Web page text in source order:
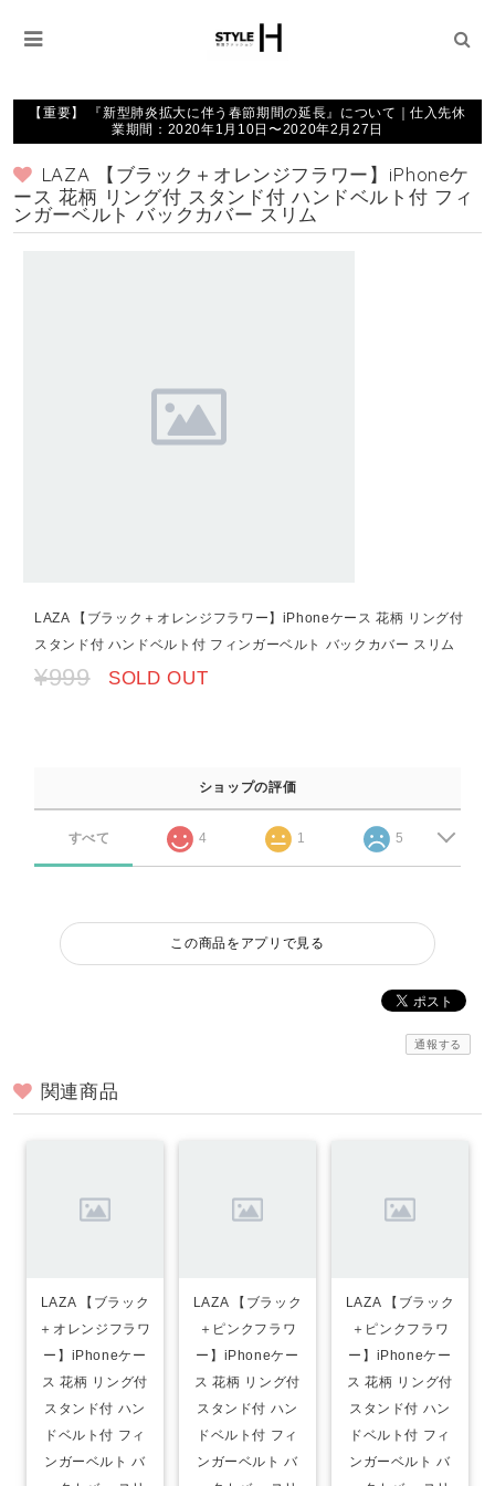
【重要】 『新型肺炎拡大に伴う春節期間の延長』について｜仕入先休
業期間：2020年1月10日〜2020年2月27日
LAZA 【ブラック＋オレンジフラワー】iPhoneケ
ース 花柄 リング付 スタンド付 ハンドベルト付 フィ
ンガーベルト バックカバー スリム
LAZA 【ブラック＋オレンジフラワー】iPhoneケース 花柄 リング付
スタンド付 ハンドベルト付 フィンガーベルト バックカバー スリム
¥999 SOLD OUT
ショップの評価
すべて 4 1 5
この商品をアプリで見る
通報する
関連商品
LAZA 【ブラック
＋オレンジフラワ
ー】iPhoneケー
ス 花柄 リング付
スタンド付 ハン
ドベルト付 フィ
ンガーベルト バ
LAZA 【ブラック
＋ピンクフラワ
ー】iPhoneケー
ス 花柄 リング付
スタンド付 ハン
ドベルト付 フィ
ンガーベルト バ
LAZA 【ブラック
＋ピンクフラワ
ー】iPhoneケー
ス 花柄 リング付
スタンド付 ハン
ドベルト付 フィ
ンガーベルト バ